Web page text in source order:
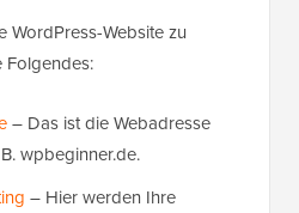
WordPress-Website zu
Folgendes:
– Das ist die Webadresse
wpbeginner.de.
– Hier werden Ihre